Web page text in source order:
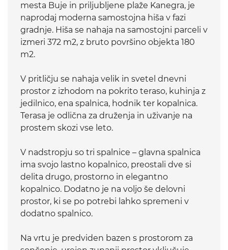
mesta Buje in priljubljene plaže Kanegra, je
naprodaj moderna samostojna hiša v fazi
gradnje. Hiša se nahaja na samostojni parceli v
izmeri 372 m2, z bruto površino objekta 180
m2.
V pritličju se nahaja velik in svetel dnevni
prostor z izhodom na pokrito teraso, kuhinja z
jedilnico, ena spalnica, hodnik ter kopalnica.
Terasa je odlična za druženja in uživanje na
prostem skozi vse leto.
V nadstropju so tri spalnice – glavna spalnica
ima svojo lastno kopalnico, preostali dve si
delita drugo, prostorno in elegantno
kopalnico. Dodatno je na voljo še delovni
prostor, ki se po potrebi lahko spremeni v
dodatno spalnico.
Na vrtu je predviden bazen s prostorom za